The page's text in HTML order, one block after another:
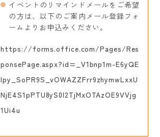
イベントのリマインドメールをご希望
の方は、以下のご案内メール登録フォ
ームよりお申込みください。
https://forms.office.com/Pages/Res
ponsePage.aspx?id=_V1bnp1m-E6yQE
Ipy_SoPR9S_vOWAZZFrr9zhymwLxxU
NjE4S1pPTU8yS0I2TjMxOTAzOE9VVjg
1Ui4u